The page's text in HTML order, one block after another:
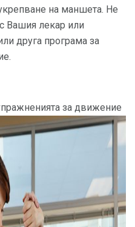
на маншета. Не
Вашия лекар или
друга програма за
за движение